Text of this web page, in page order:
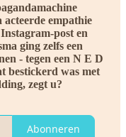
acteerde empathie
post en
ging zelfs een
- tegen een N E D
bestickerd was met
zegt u?
Abonneren